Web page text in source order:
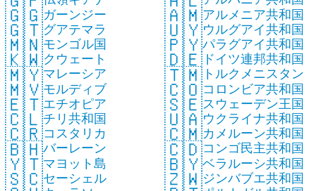
🇬🇬ガーンジー
🇬🇹グアテマラ
🇲🇳モンゴル国
🇰🇼クウェート
🇲🇾マレーシア
🇲🇻モルディブ
🇪🇹エチオピア
🇨🇱チリ共和国
🇨🇷コスタリカ
🇧🇭バーレーン
🇾🇹マヨット島
🇸🇨セーシェル
🇦🇲アルメニア共和国
🇺🇾ウルグアイ共和国
🇵🇾パラグアイ共和国
🇩🇪 ドイツ連邦共和国
🇹🇲 トルクメニスタン
🇨🇴コロンビア共和国
🇸🇪スウェーデン王国
🇺🇦ウクライナ共和国
🇨🇲カメルーン共和国
🇨🇩コンゴ民主共和国
🇧🇾ベラルーシ共和国
🇿🇼ジンバブエ共和国